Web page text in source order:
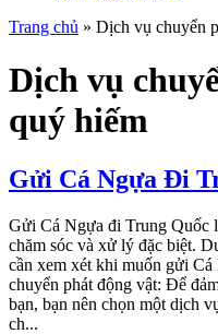
Trang chủ » Dịch vụ chuyển
Dịch vụ
quý hiếm
Gửi Cá Ngựa Đi
Gửi Cá Ngựa đi Trung Quốc
chăm sóc và xử lý đặc biệt.
cần xem xét khi muốn gửi
chuyển phát động vật: Để
bạn, bạn nên chọn một dịch
ch...